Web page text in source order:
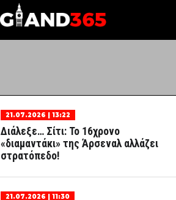
21.07.2026 | 13:22
Διάλεξε… Σίτι: Το 16χρονο
«διαμαντάκι» της Άρσεναλ αλλάζει
στρατόπεδο!
21.07.2026 | 11:30